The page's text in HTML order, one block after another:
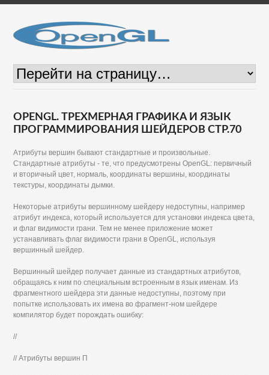
OPENGL. ТРЕХМЕРНАЯ ГРАФИКА И ЯЗЫК
ПРОГРАММИРОВАНИЯ ШЕЙДЕРОВ СТР.70
Атрибуты вершин бывают стандартные и произвольные.
Стандартные атрибуты - те, что предусмотрены OpenGL: первичный
и вторичный цвет, нормаль, координаты вершины, координаты
текстуры, координаты дымки.
Некоторые атрибуты вершинному шейдеру недоступны, например
атрибут индекса, который используется для установки индекса цвета,
и флаг видимости грани. Тем не менее приложение может
устанавливать флаг видимости грани в OpenGL, используя
вершинный шейдер.
Вершинный шейдер получает данные из стандартных атрибутов,
обращаясь к ним по специальным встроенным в язык именам. Из
фрагментного шейдера эти данные недоступны, поэтому при
попытке использовать их имена во фрагмент-ном шейдере
компилятор будет порождать ошибку:
//
// Атрибуты вершин П